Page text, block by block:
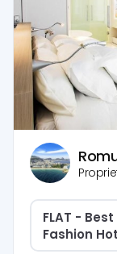
FLAT -
Fashion